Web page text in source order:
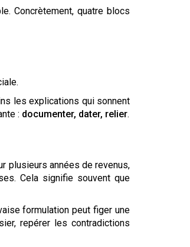
Concrètement, quatre blocs
les explications qui sonnent
: documenter, dater, relier.
plusieurs années de revenus,
Cela signifie souvent que
formulation peut figer une
repérer les contradictions